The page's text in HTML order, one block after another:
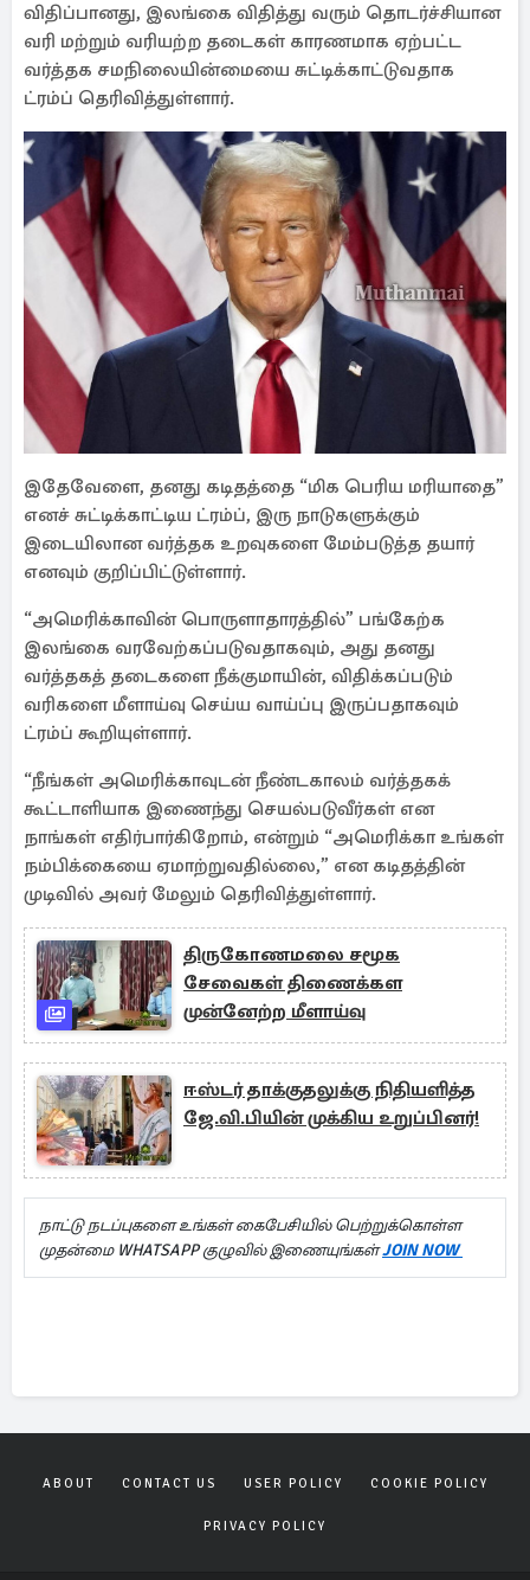
விதிப்பானது, இலங்கை விதித்து வரும் தொடர்ச்சியான
வரி மற்றும் வரியற்ற தடைகள் காரணமாக ஏற்பட்ட
வர்த்தக சமநிலையின்மையை சுட்டிக்காட்டுவதாக
ட்ரம்ப் தெரிவித்துள்ளார்.
இதேவேளை, தனது கடிதத்தை “மிக பெரிய மரியாதை”
எனச் சுட்டிக்காட்டிய ட்ரம்ப், இரு நாடுகளுக்கும்
இடையிலான வர்த்தக உறவுகளை மேம்படுத்த தயார்
எனவும் குறிப்பிட்டுள்ளார்.
“அமெரிக்காவின் பொருளாதாரத்தில்” பங்கேற்க
இலங்கை வரவேற்கப்படுவதாகவும், அது தனது
வர்த்தகத் தடைகளை நீக்குமாயின், விதிக்கப்படும்
வரிகளை மீளாய்வு செய்ய வாய்ப்பு இருப்பதாகவும்
ட்ரம்ப் கூறியுள்ளார்.
“நீங்கள் அமெரிக்காவுடன் நீண்டகாலம் வர்த்தகக்
கூட்டாளியாக இணைந்து செயல்படுவீர்கள் என
நாங்கள் எதிர்பார்கிறோம், என்றும் “அமெரிக்கா உங்கள்
நம்பிக்கையை ஏமாற்றுவதில்லை,” என கடிதத்தின்
முடிவில் அவர் மேலும் தெரிவித்துள்ளார்.
திருகோணமலை சமூக
சேவைகள் திணைக்கள
முன்னேற்ற மீளாய்வு
ஈஸ்டர் தாக்குதலுக்கு நிதியளித்த
ஜே.வி.பியின் முக்கிய உறுப்பினர்!
நாட்டு நடப்புகளை உங்கள் கைபேசியில் பெற்றுக்கொள்ள
முதன்மை WHATSAPP குழுவில் இணையுங்கள்JOIN NOW
ABOUT CONTACT US USER POLICY COOKIE POLICY
PRIVACY POLICY